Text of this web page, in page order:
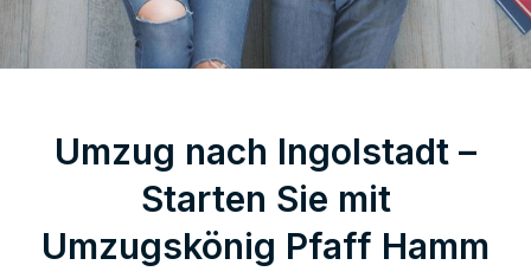
Umzug nach Ingolstadt –
Starten Sie mit
Umzugskönig Pfaff Hamm